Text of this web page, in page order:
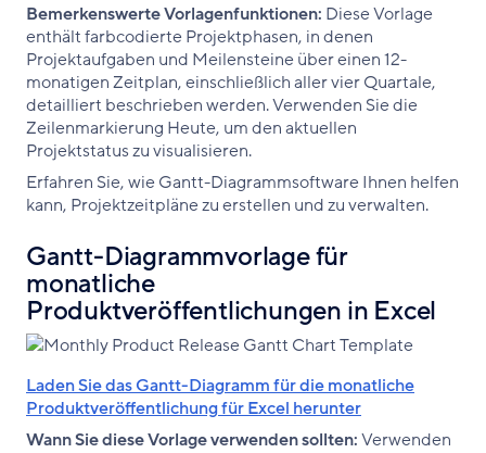
Bemerkenswerte Vorlagenfunktionen: Diese Vorlage
enthält farbcodierte Projektphasen, in denen
Projektaufgaben und Meilensteine über einen 12-
monatigen Zeitplan, einschließlich aller vier Quartale,
detailliert beschrieben werden. Verwenden Sie die
Zeilenmarkierung Heute, um den aktuellen
Projektstatus zu visualisieren.
Erfahren Sie, wie Gantt-Diagrammsoftware Ihnen helfen
kann, Projektzeitpläne zu erstellen und zu verwalten.
Gantt-Diagrammvorlage für
monatliche
Produktveröffentlichungen in Excel
Laden Sie das Gantt-Diagramm für die monatliche
Produktveröffentlichung für Excel herunter
Wann Sie diese Vorlage verwenden sollten:Verwenden